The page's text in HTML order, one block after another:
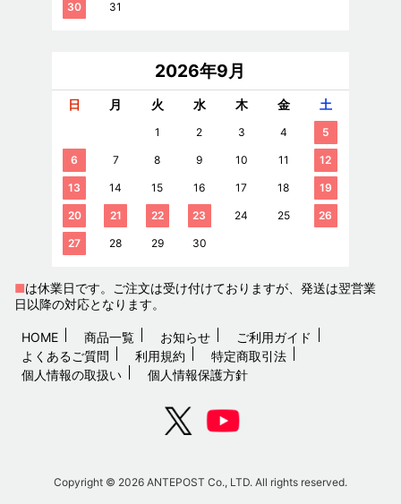
30 31
2026年9月
日 月 火 水 木 金 土
1 2 3 4 5
6 7 8 9 10 11 12
13 14 15 16 17 18 19
20 21 22 23 24 25 26
27 28 29 30
■は休業日です。ご注文は受け付けておりますが、発送は翌営業
日以降の対応となります。
HOME 商品一覧 お知らせ
ご利用ガイド
よくあるご質問
利用規約
特定商取引法
個人情報の取扱い
個人情報保護方針
Copyright © 2026 ANTEPOST Co., LTD. All rights reserved.